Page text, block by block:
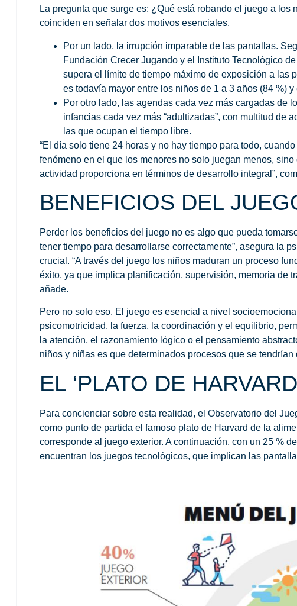
La pregunta que surge es: ¿Qué está robando el juego a los
coinciden en señalar dos motivos esenciales.
Por un lado, la irrupción imparable de las pantallas.
Fundación Crecer Jugando y el Instituto Tecnológico
supera el límite de tiempo máximo de exposición a
es todavía mayor entre los niños de 1 a 3 años (84 %)
Por otro lado, las agendas cada vez más cargadas de
infancias cada vez más “adultizadas”, con multitud de
las que ocupan el tiempo libre.
“El día solo tiene 24 horas y no hay tiempo para todo,
fenómeno en el que los menores no solo juegan menos,
actividad proporciona en términos de desarrollo integral”,
BENEFICIOS DEL
Perder los beneficios del juegono es algo que pueda
tener tiempo para desarrollarse correctamente”, asegura la
crucial. “A través del juego los niños maduran un proceso
éxito, ya que implica planificación, supervisión, memoria de
añade.
Pero no solo eso. El juego es esencial a nivel
psicomotricidad, la fuerza, la coordinación y el equilibrio,
la atención, el razonamiento lógico o el pensamiento
niños y niñas es que determinados procesos que se
EL ‘PLATO DE
Para concienciar sobre esta realidad, el Observatorio del
como punto de partida el famoso plato de Harvard de la
corresponde al juego exterior. A continuación, con un 25 %
encuentran los juegos tecnológicos, que implican las